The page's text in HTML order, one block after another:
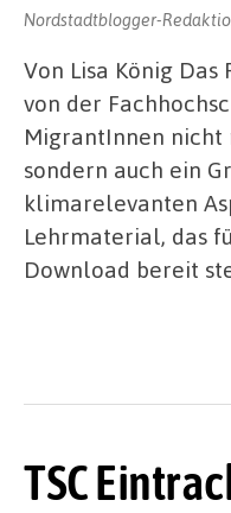
Nordstadtblogger-
Von Lisa König
von der
MigrantInnen nicht
sondern auch ein
klimarelevanten
Lehrmaterial, das
Download bereit
TSC